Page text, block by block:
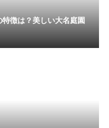
徴は？美しい大名庭園